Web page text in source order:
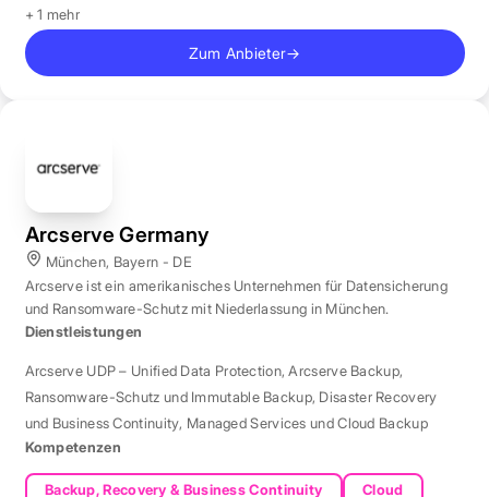
+ 1 mehr
Zum Anbieter→
Arcserve Germany
München, Bayern - DE
Arcserve ist ein amerikanisches Unternehmen für Datensicherung
und Ransomware-Schutz mit Niederlassung in München.
Dienstleistungen
Arcserve UDP – Unified Data Protection,Arcserve Backup,
Ransomware-Schutz und Immutable Backup, Disaster Recovery
und Business Continuity, Managed Services und Cloud Backup
Kompetenzen
Backup, Recovery & Business Continuity
Cloud